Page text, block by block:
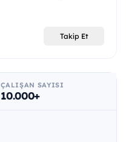
Takip Et
ÇALIŞAN SAYISI
10.000+